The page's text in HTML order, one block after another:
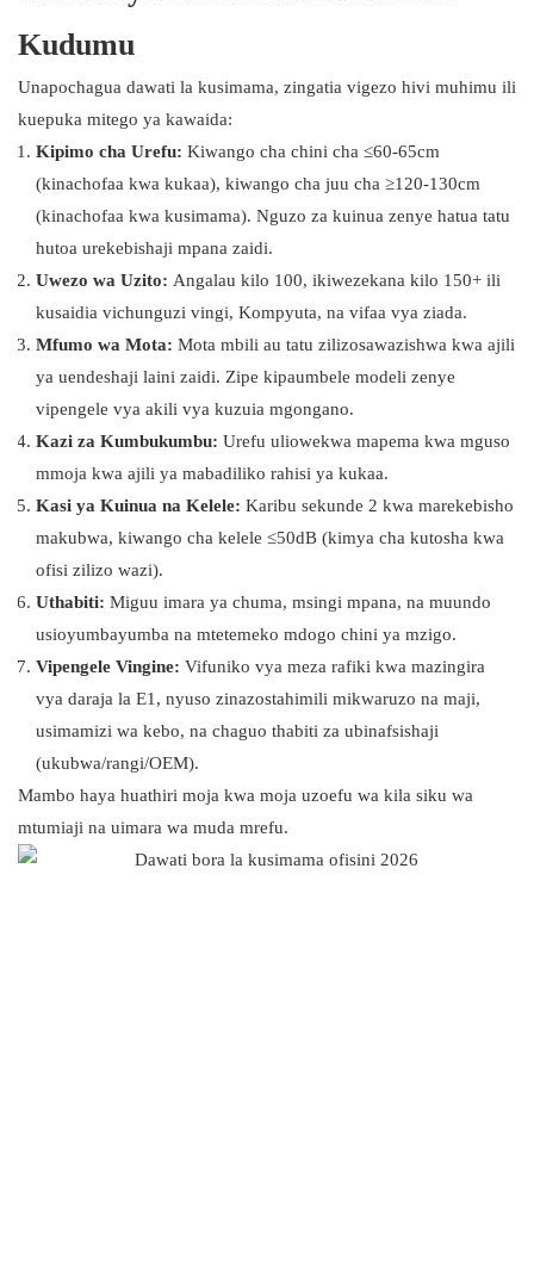
Kudumu
Unapochagua dawati la kusimama, zingatia vigezo hivi muhimu ili
kuepuka mitego ya kawaida:
Kipimo cha Urefu: Kiwango cha chini cha ≤60-65cm
(kinachofaa kwa kukaa), kiwango cha juu cha ≥120-130cm
(kinachofaa kwa kusimama). Nguzo za kuinua zenye hatua tatu
hutoa urekebishaji mpana zaidi.
Uwezo wa Uzito: Angalau kilo 100, ikiwezekana kilo 150+ ili
kusaidia vichunguzi vingi, Kompyuta, na vifaa vya ziada.
Mfumo wa Mota: Mota mbili au tatu zilizosawazishwa kwa ajili
ya uendeshaji laini zaidi. Zipe kipaumbele modeli zenye
vipengele vya akili vya kuzuia mgongano.
Kazi za Kumbukumbu: Urefu uliowekwa mapema kwa mguso
mmoja kwa ajili ya mabadiliko rahisi ya kukaa.
Kasi ya Kuinua na Kelele: Karibu sekunde 2 kwa marekebisho
makubwa, kiwango cha kelele ≤50dB (kimya cha kutosha kwa
ofisi zilizo wazi).
Uthabiti: Miguu imara ya chuma, msingi mpana, na muundo
usioyumbayumba na mtetemeko mdogo chini ya mzigo.
Vipengele Vingine: Vifuniko vya meza rafiki kwa mazingira
vya daraja la E1, nyuso zinazostahimili mikwaruzo na maji,
usimamizi wa kebo, na chaguo thabiti za ubinafsishaji
(ukubwa/rangi/OEM).
Mambo haya huathiri moja kwa moja uzoefu wa kila siku wa
mtumiaji na uimara wa muda mrefu.